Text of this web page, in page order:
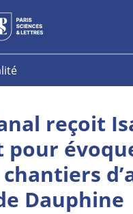
reçoit
pour
Dauphine